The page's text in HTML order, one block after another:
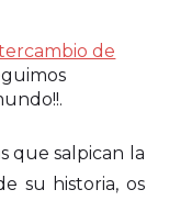
de
que salpican la
su historia, os